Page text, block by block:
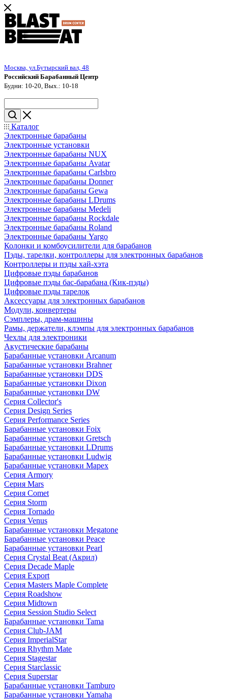
Москва, ул.Бутырский вал, 48
Российский Барабанный Центр
Будни: 10-20, Вых.: 10-18
Каталог
Электронные барабаны
Электронные установки
Электронные барабаны NUX
Электронные барабаны Avatar
Электронные барабаны Carlsbro
Электронные барабаны Donner
Электронные барабаны Gewa
Электронные барабаны LDrums
Электронные барабаны Medeli
Электронные барабаны Rockdale
Электронные барабаны Roland
Электронные барабаны Yargo
Колонки и комбоусилители для барабанов
Пэды, тарелки, контроллеры для электронных барабанов
Контроллеры и пэды хай-хэта
Цифровые пэды барабанов
Цифровые пэды бас-барабана (Кик-пэды)
Цифровые пэды тарелок
Аксессуары для электронных барабанов
Модули, конвертеры
Сэмплеры, драм-машины
Рамы, держатели, клэмпы для электронных барабанов
Чехлы для электроники
Акустические барабаны
Барабанные установки Arcanum
Барабанные установки Brahner
Барабанные установки DDS
Барабанные установки Dixon
Барабанные установки DW
Серия Collector's
Серия Design Series
Серия Performance Series
Барабанные установки Foix
Барабанные установки Gretsch
Барабанные установки LDrums
Барабанные установки Ludwig
Барабанные установки Mapex
Серия Armory
Серия Mars
Серия Comet
Серия Storm
Серия Tornado
Серия Venus
Барабанные установки Megatone
Барабанные установки Peace
Барабанные установки Pearl
Серия Crystal Beat (Акрил)
Серия Decade Maple
Серия Export
Серия Masters Maple Complete
Серия Roadshow
Серия Midtown
Серия Session Studio Select
Барабанные установки Tama
Серия Club-JAM
Серия ImperialStar
Серия Rhythm Mate
Серия Stagestar
Серия Starclassic
Серия Superstar
Барабанные установки Tamburo
Барабанные установки Yamaha